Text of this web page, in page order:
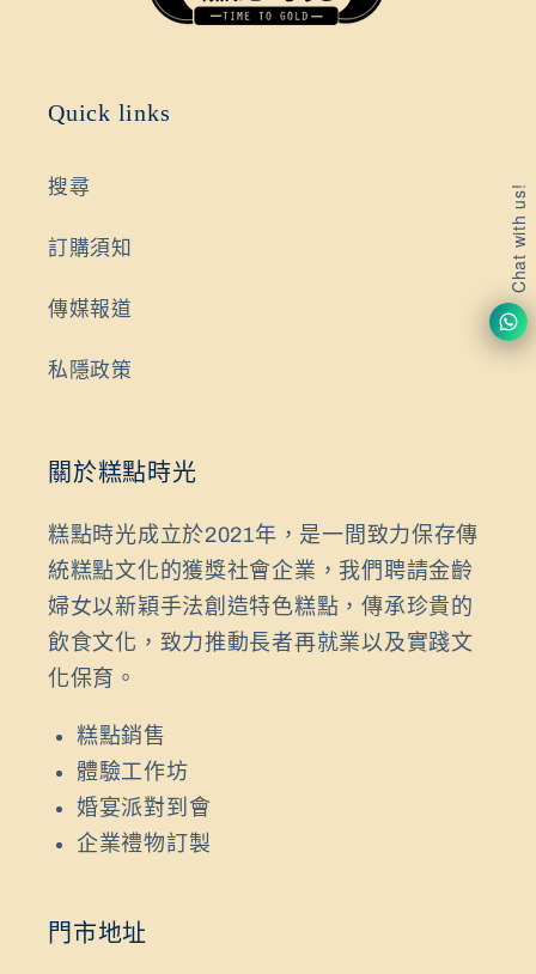
Quick links
搜尋
訂購須知
傳媒報道
私隱政策
關於糕點時光
糕點時光成立於2021年，是一間致力保存傳
統糕點文化的獲獎社會企業，我們聘請金齡
婦女以新穎手法創造特色糕點，傳承珍貴的
飲食文化，致力推動長者再就業以及實踐文
化保育。
糕點銷售
體驗工作坊
婚宴派對到會
企業禮物訂製
門市地址
Chat with us!